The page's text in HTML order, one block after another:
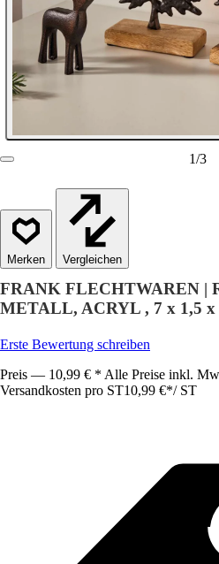
1/3
Vergleichen
FRANK FLECHTWAREN |
METALL, ACRYL , 7 x 1,5 x
Erste Bewertung schreiben
Preis — 10,99 € * Alle Preise inkl.
Versandkosten pro ST10,99 €*/ ST